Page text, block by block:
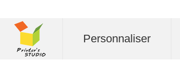
Personnaliser